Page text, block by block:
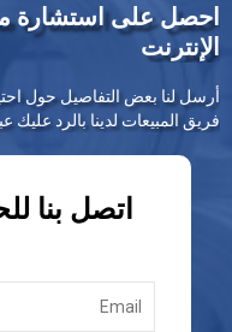
احصل على استشارة
الإنترنت
أرسل لنا بعض التفاصيل حول
فريق المبيعات لدينا بالرد
اتصل بنا